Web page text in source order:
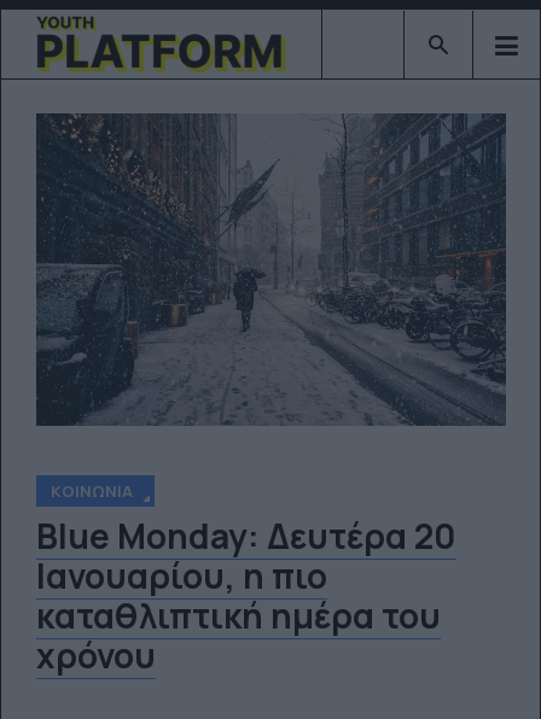
Type 2 or
ΚΟΙΝΩΝΊΑ
Blue Monday: Δευτέρα 20
Ιανουαρίου, η πιο
καταθλιπτική ημέρα του
χρόνου